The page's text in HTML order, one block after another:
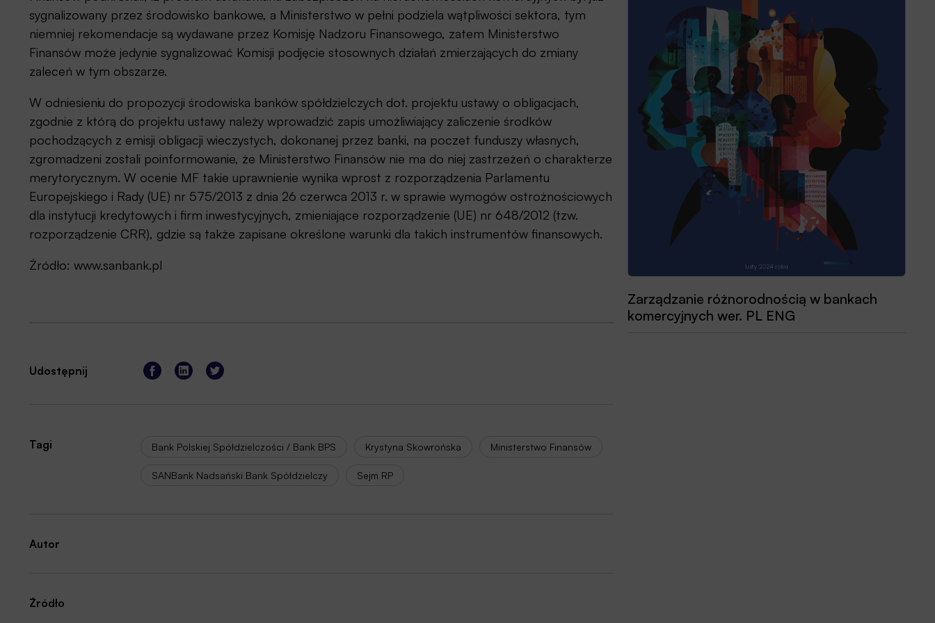
sygnalizowany przez środowisko bankowe, a Ministerstwo w pełni podziela wątpliwości sektora, tym
niemniej rekomendacje są wydawane przez Komisję Nadzoru Finansowego, zatem Ministerstwo
Finansów może jedynie sygnalizować Komisji podjęcie stosownych działań zmierzających do zmiany
zaleceń w tym obszarze.
W odniesieniu do propozycji środowiska banków spółdzielczych dot. projektu ustawy o obligacjach,
zgodnie z którą do projektu ustawy należy wprowadzić zapis umożliwiający zaliczenie środków
pochodzących z emisji obligacji wieczystych, dokonanej przez banki, na poczet funduszy własnych,
zgromadzeni zostali poinformowanie, że Ministerstwo Finansów nie ma do niej zastrzeżeń o charakterze
merytorycznym. W ocenie MF takie uprawnienie wynika wprost z rozporządzenia Parlamentu
Europejskiego i Rady (UE) nr 575/2013 z dnia 26 czerwca 2013 r. w sprawie wymogów ostrożnościowych
dla instytucji kredytowych i firm inwestycyjnych, zmieniające rozporządzenie (UE) nr 648/2012 (tzw.
rozporządzenie CRR), gdzie są także zapisane określone warunki dla takich instrumentów finansowych.
Źródło: www.sanbank.pl
Udostępnij
Tagi Bank Polskiej Spółdzielczości / Bank BPS Krystyna Skowrońska Ministerstwo Finansów
SANBank Nadsański Bank Spółdzielczy Sejm RP
Autor
Źródło
Zarządzanie różnorodnością w bankach
komercyjnych wer. PL ENG
Przewodnik dobrych praktyk 2025